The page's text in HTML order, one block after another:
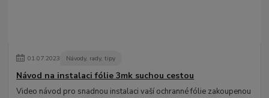
01.07.2023 Návody, rady, tipy
Návod na instalaci fólie 3mk suchou cestou
Video návod pro snadnou instalaci vaší ochranné fólie zakoupenou